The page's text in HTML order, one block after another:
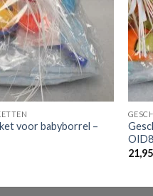
voor babyborrel –
21,95